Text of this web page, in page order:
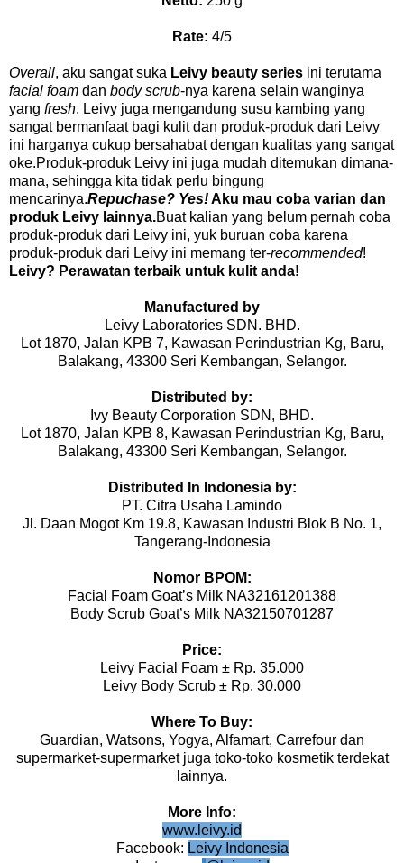
Rate: 4/5
Overall, aku sangat suka Leivy beauty series ini terutama
facial foam dan body scrub-nya karena selain wanginya
yang fresh, Leivy juga mengandung susu kambing yang
sangat bermanfaat bagi kulit dan produk-produk dari Leivy
ini harganya cukup bersahabat dengan kualitas yang sangat
oke.Produk-produk Leivy ini juga mudah ditemukan dimana-
mana, sehingga kita tidak perlu bingung
mencarinya.Repuchase? Yes!Aku mau coba varian dan
produk Leivy lainnya.Buat kalian yang belum pernah coba
produk-produk dari Leivy ini, yuk buruan coba karena
produk-produk dari Leivy ini memang ter-recommended!
Leivy? Perawatan terbaik untuk kulit anda!
Manufactured by
Leivy Laboratories SDN. BHD.
Lot 1870, Jalan KPB 7, Kawasan Perindustrian Kg, Baru,
Balakang, 43300 Seri Kembangan, Selangor.
Distributed by:
Ivy Beauty Corporation SDN, BHD.
Lot 1870, Jalan KPB 8, Kawasan Perindustrian Kg, Baru,
Balakang, 43300 Seri Kembangan, Selangor.
Distributed In Indonesia by:
PT. Citra Usaha Lamindo
Jl. Daan Mogot Km 19.8, Kawasan Industri Blok B No. 1,
Tangerang-Indonesia
Nomor BPOM:
Facial Foam Goat’s Milk NA32161201388
Body Scrub Goat’s Milk NA32150701287
Price:
Leivy Facial Foam ± Rp. 35.000
Leivy Body Scrub ± Rp. 30.000
Where To Buy:
Guardian, Watsons, Yogya, Alfamart, Carrefour dan
supermarket-supermarket juga toko-toko kosmetik terdekat
lainnya.
More Info:
www.leivy.id
Facebook: Leivy Indonesia